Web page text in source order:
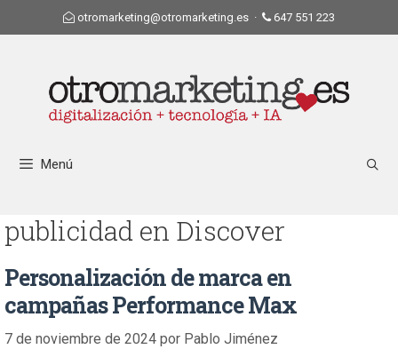
otromarketing@otromarketing.es · 647 551 223
Menú
publicidad en Discover
Personalización de marca en
campañas Performance Max
7 de noviembre de 2024 por Pablo Jiménez